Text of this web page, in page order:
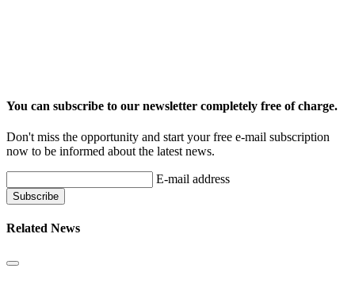
You can subscribe to our newsletter completely free of charge.
Don't miss the opportunity and start your free e-mail subscription
now to be informed about the latest news.
E-mail address
Related News